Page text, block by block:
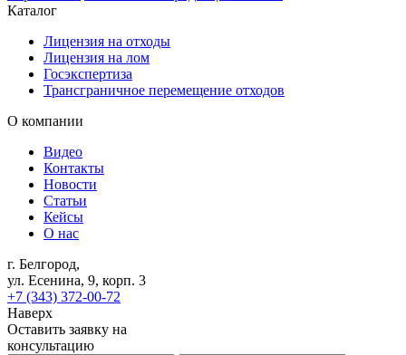
Каталог
Лицензия на отходы
Лицензия на лом
Госэкспертиза
Трансграничное перемещение отходов
О компании
Видео
Контакты
Новости
Статьи
Кейсы
О нас
г. Белгород,
ул. Есенина, 9, корп. 3
+7 (343) 372-00-72
Наверх
Оставить заявку на
консультацию